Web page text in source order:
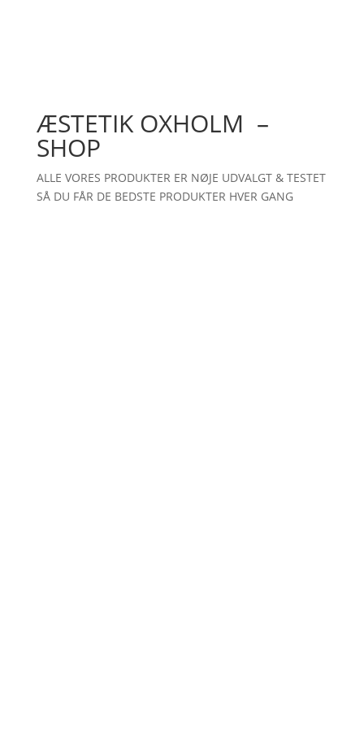
ÆSTETIK OXHOLM –
SHOP
ALLE VORES PRODUKTER ER NØJE UDVALGT & TESTET
SÅ DU FÅR DE BEDSTE PRODUKTER HVER GANG